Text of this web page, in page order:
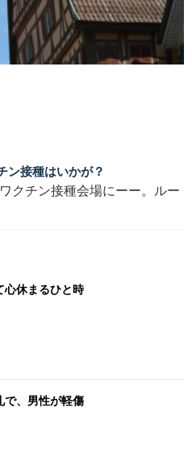
ン接種はいかが？
クチン接種会場にーー。ルー
心休まるひと時
で、男性が軽傷